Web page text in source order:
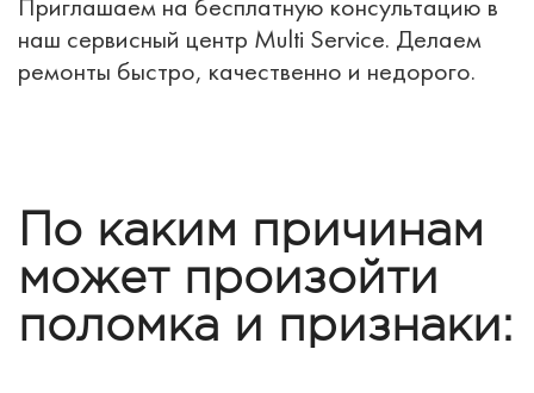
Приглашаем на бесплатную консультацию в
наш сервисный центр Multi Service. Делаем
ремонты быстро, качественно и недорого.
По каким причинам
может произойти
поломка и признаки: